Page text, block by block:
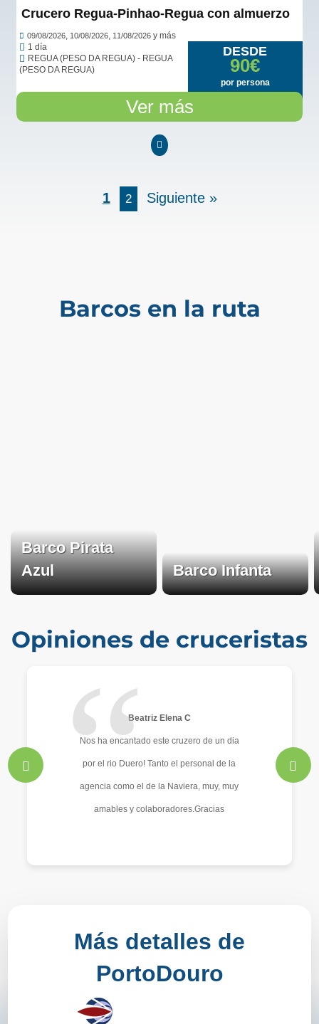
DESDE
90€
por persona
Crucero Regua-Pinhao-Regua con almuerzo
09/08/2026,10/08/2026,11/08/2026 y más
1 día
REGUA (PESO DA REGUA) - REGUA
(PESO DA REGUA)
Ver más
1 2 Siguiente »
Barcos en la ruta
Barco Pirata
Azul
Barco Infanta
Opiniones de cruceristas
Beatriz Elena C
Nos ha encantado este cruzero de un dia
por el rio Duero! Tanto el personal de la
agencia como el de la Naviera, muy, muy
amables y colaboradores.Gracias
Más detalles de
PortoDouro